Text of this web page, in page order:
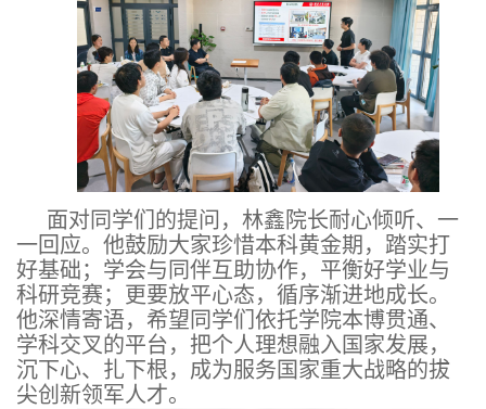
面对同学们的提问，林鑫院长耐心倾听、一
一回应。他鼓励大家珍惜本科黄金期，踏实打
好基础；学会与同伴互助协作，平衡好学业与
科研竞赛；更要放平心态，循序渐进地成长。
他深情寄语，希望同学们依托学院本博贯通、
学科交叉的平台，把个人理想融入国家发展，
沉下心、扎下根，成为服务国家重大战略的拔
尖创新领军人才。